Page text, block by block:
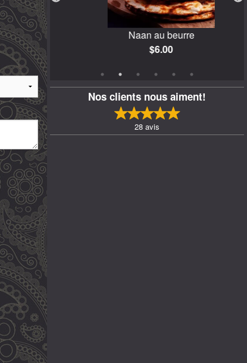
Naan au beurre
$6.00
Nos clients nous aiment!
28 avis